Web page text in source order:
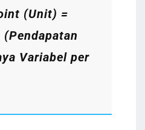
(Unit) =
(Pendapatan
Variabel per